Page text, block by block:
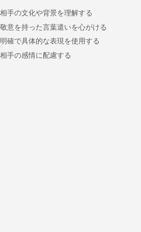
相手の文化や背景を理解する
敬意を持った言葉遣いを心がける
明確で具体的な表現を使用する
相手の感情に配慮する